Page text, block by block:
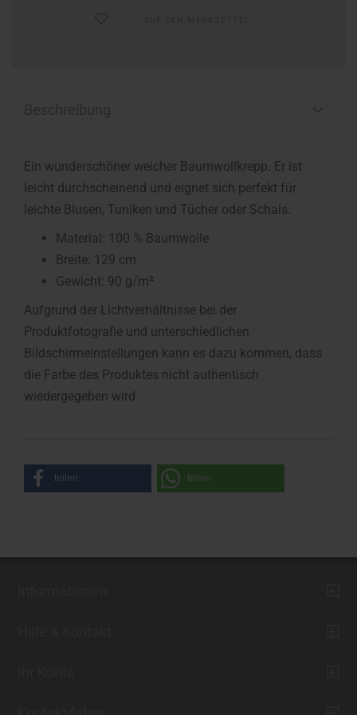
Ein wunderschöner weicher Baumwollkrepp. Er ist
leicht durchscheinend und eignet sich perfekt für
leichte Blusen, Tuniken und Tücher oder Schals.
Material: 100 % Baumwolle
Breite: 129 cm
Gewicht: 90 g/m²
Aufgrund der Lichtverhältnisse bei der
Produktfotografie und unterschiedlichen
Bildschirmeinstellungen kann es dazu kommen, dass
die Farbe des Produktes nicht authentisch
wiedergegeben wird.
teilen teilen